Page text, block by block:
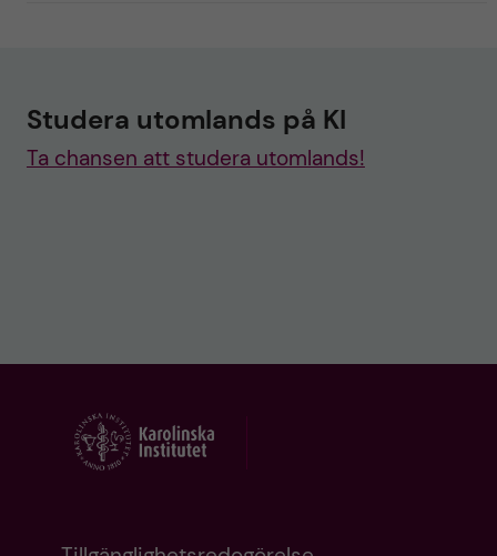
Studera utomlands på KI
Ta chansen att studera utomlands!